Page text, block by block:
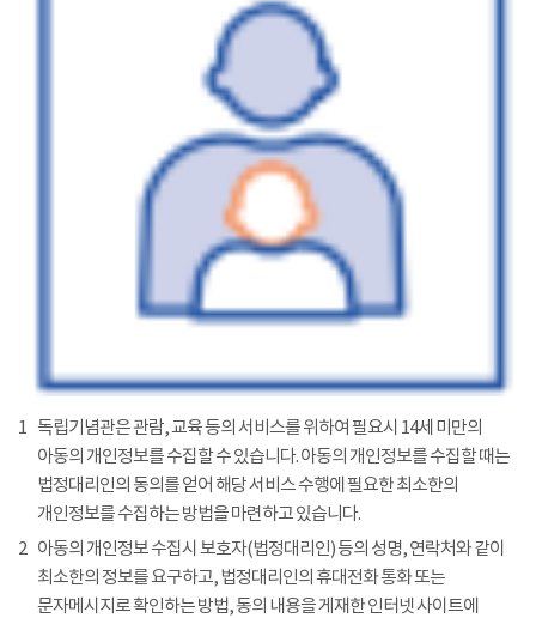
1 독립기념관은 관람, 교육 등의 서비스를 위하여 필요시 14세 미만의
아동의 개인정보를 수집할 수 있습니다. 아동의 개인정보를 수집할 때는
법정대리인의 동의를 얻어 해당 서비스 수행에 필요한 최소한의
개인정보를 수집하는 방법을 마련하고 있습니다.
2 아동의 개인정보 수집시 보호자(법정대리인) 등의 성명, 연락처와 같이
최소한의 정보를 요구하고, 법정대리인의 휴대전화 통화 또는
문자메시지로 확인하는 방법, 동의 내용을 게재한 인터넷 사이트에